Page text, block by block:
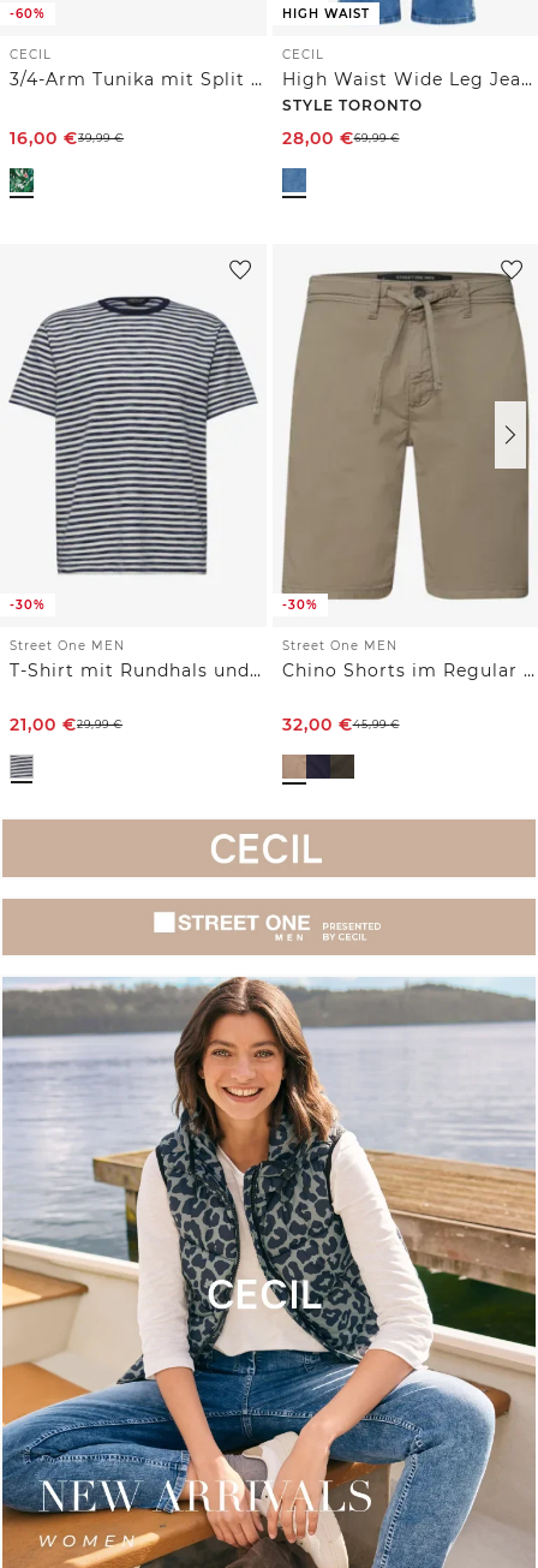
-60%
CECIL
3/4-Arm Tunika mit Split Neck und Print
16,00 €39,99€
HIGH WAIST
CECIL
High Waist Wide Leg Jeans im Slim Fit
STYLE TORONTO
28,00 €69,99€
-30%
Street One MEN
T-Shirt mit Rundhals und Piquéstruktur
21,00 €29,99€
-30%
Street One MEN
Chino Shorts im Regular Fit
32,00 €45,99€